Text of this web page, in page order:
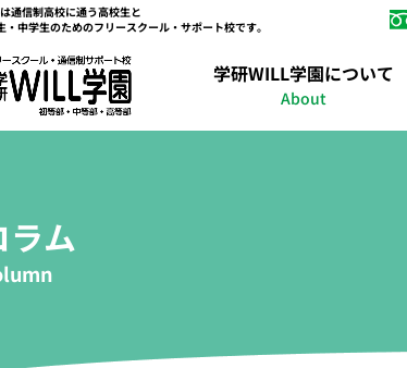
通信制高校に通う高校生と
・中学生のためのフリースクール・サポート校です。
学研WILL学園について
About
園について
園ができるまで 学園関係者の紹介 授業紹介
中等部課程 高等部課程 進路準備課程
選択コース 特選コース 在宅コース 個
報
ンパス 立川キャンパス 錦糸町キャンパス
ス 大阪梅田キャンパス 明石キャンパス
ラム